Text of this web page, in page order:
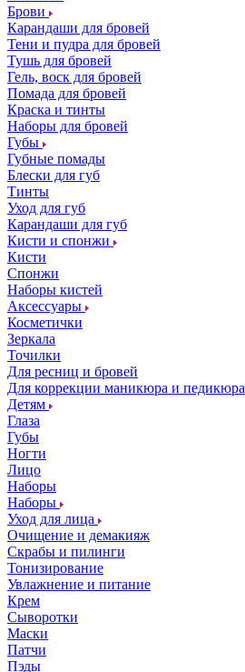
Брови
Карандаши для бровей
Тени и пудра для бровей
Тушь для бровей
Гель, воск для бровей
Помада для бровей
Краска и тинты
Наборы для бровей
Губы
Губные помады
Блески для губ
Тинты
Уход для губ
Карандаши для губ
Кисти и спонжи
Кисти
Спонжи
Наборы кистей
Аксессуары
Косметички
Зеркала
Точилки
Для ресниц и бровей
Для коррекции маникюра и педикюра
Детям
Глаза
Губы
Ногти
Лицо
Наборы
Наборы
Уход для лица
Очищение и демакияж
Скрабы и пилинги
Тонизирование
Увлажнение и питание
Крем
Сыворотки
Маски
Патчи
Пэды